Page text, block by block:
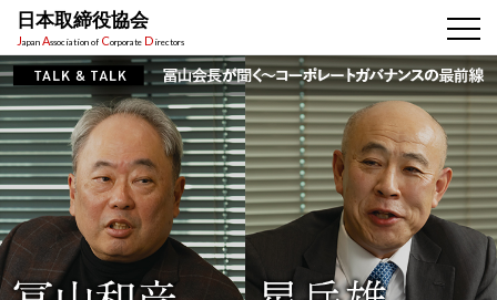
日本取締役協会
Japan Association of Corporate D irectors